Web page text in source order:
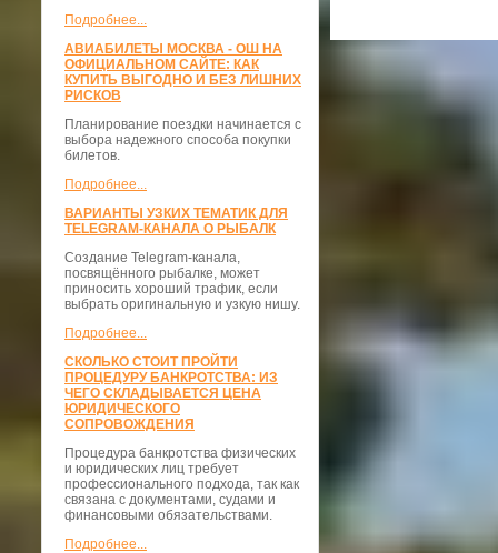
Подробнее...
АВИАБИЛЕТЫ МОСКВА - ОШ НА
ОФИЦИАЛЬНОМ САЙТЕ: КАК
КУПИТЬ ВЫГОДНО И БЕЗ ЛИШНИХ
РИСКОВ
Планирование поездки начинается с
выбора надежного способа покупки
билетов.
Подробнее...
ВАРИАНТЫ УЗКИХ ТЕМАТИК ДЛЯ
TELEGRAM-КАНАЛА О РЫБАЛК
Создание Telegram-канала,
посвящённого рыбалке, может
приносить хороший трафик, если
выбрать оригинальную и узкую нишу.
Подробнее...
СКОЛЬКО СТОИТ ПРОЙТИ
ПРОЦЕДУРУ БАНКРОТСТВА: ИЗ
ЧЕГО СКЛАДЫВАЕТСЯ ЦЕНА
ЮРИДИЧЕСКОГО
СОПРОВОЖДЕНИЯ
Процедура банкротства физических
и юридических лиц требует
профессионального подхода, так как
связана с документами, судами и
финансовыми обязательствами.
Подробнее...